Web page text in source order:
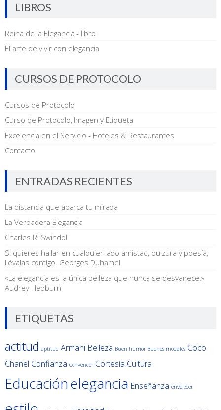
LIBROS
Reina de la Elegancia - libro
El arte de vivir con elegancia
CURSOS DE PROTOCOLO
Cursos de Protocolo
Curso de Protocolo, Imagen y Etiqueta
Excelencia en el Servicio - Hoteles & Restaurantes
Contacto
ENTRADAS RECIENTES
La distancia que abarca tu mirada
La Verdadera Elegancia
Charles R. Swindoll
Si quieres hallar en cualquier lado amistad, dulzura y poesía,
llévalas contigo. Georges Duhamel
«La elegancia es la única belleza que nunca se desvanece.»
Audrey Hepburn
ETIQUETAS
actitud aptitud Armani Belleza Buen humor Buenos modales Coco
Chanel Confianza Convencer Cortesía Cultura
Educaciónelegancia Enseñanza envejecer